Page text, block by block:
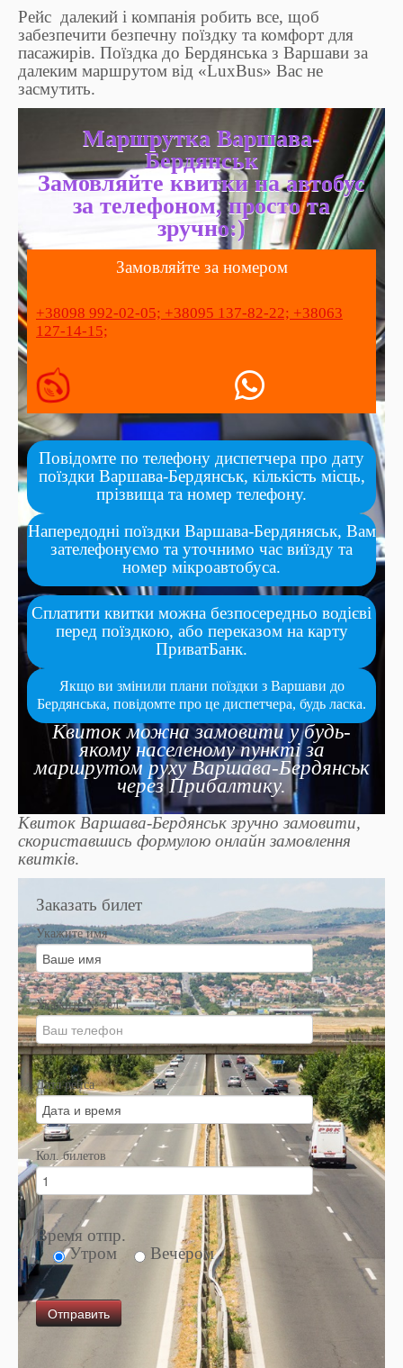
Рейс далекий і компанія робить все, щоб
забезпечити безпечну поїздку та комфорт для
пасажирів. Поїздка до Бердянська з Варшави за
далеким маршрутом від «LuxBus» Вас не
засмутить.
Маршрутка Варшава-
Бердянськ
Замовляйте квитки на автобус
за телефоном, просто та
зручно:)
Замовляйте за номером
+38098 992-02-05; +38095 137-82-22; +38063
127-14-15;
Повідомте по телефону диспетчера про дату
поїздки Варшава-Бердянськ, кількість місць,
прізвища та номер телефону.
Напередодні поїздки Варшава-Бердяняськ, Вам
зателефонуємо та уточнимо час виїзду та
номер мікроавтобуса.
Сплатити квитки можна безпосередньо водієві
перед поїздкою, або переказом на карту
ПриватБанк.
Якщо ви змінили плани поїздки з Варшави до
Бердянська, повідомте про це диспетчера, будь ласка.
Квиток можна замовити у будь-
якому населеному пункті за
маршрутом руху Варшава-Бердянськ
через Прибалтику.
Квиток Варшава-Бердянськ зручно замовити,
скориставшись формулою онлайн замовлення
квитків.
Заказать билет
Укажите имя
Укажите № тел.
Дата рейса
Кол. билетов
Время отпр.
Утром
Вечером